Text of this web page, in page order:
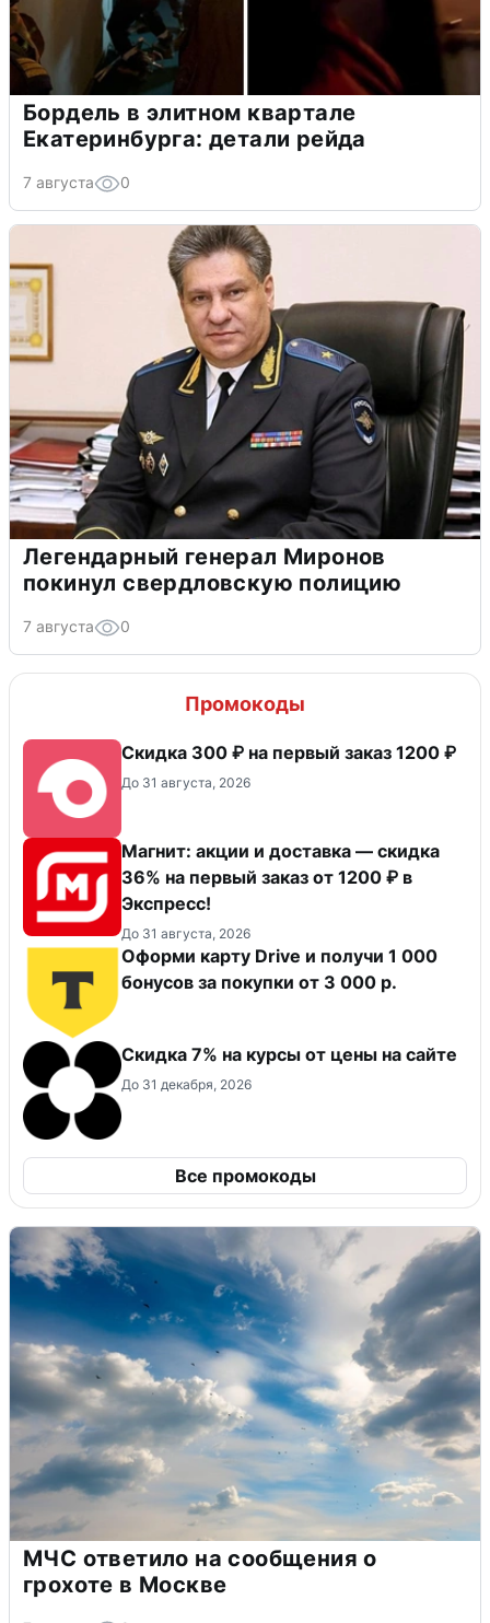
Бордель в элитном квартале
Екатеринбурга: детали рейда
7 августа 0
Легендарный генерал Миронов
покинул свердловскую полицию
7 августа 0
Промокоды
Скидка 300 ₽ на первый заказ 1200 ₽
До 31 августа, 2026
Магнит: акции и доставка — скидка
36% на первый заказ от 1200 ₽ в
Экспресс!
До 31 августа, 2026
Оформи карту Drive и получи 1 000
бонусов за покупки от 3 000 р.
Скидка 7% на курсы от цены на сайте
До 31 декабря, 2026
Все промокоды
МЧС ответило на сообщения о
грохоте в Москве